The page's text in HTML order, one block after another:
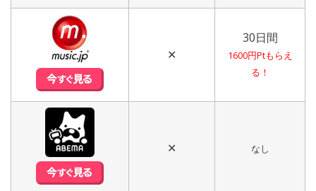
✕
30日間
1600円Ptもらえ
る！
✕ なし